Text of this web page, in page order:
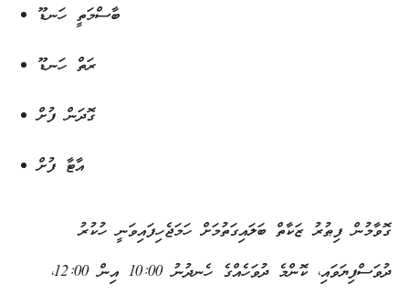
ބާސްމަތީ ހަނޑޫ
ރަތް ހަނޑޫ
ގޮދަން ފުށް
އާޓާ ފުށް
ގޮވާމުން ފިޠުރު ޒަކާތް ބަލައިގަތުމަށް ހަމަޖެހިފައިވަނީ ހުކުރު
ދުވަސްފިޔަވައި، ކޮންމެ ދުވަހެއްގެ ހެނދުނު 10:00 އިން 12:00،